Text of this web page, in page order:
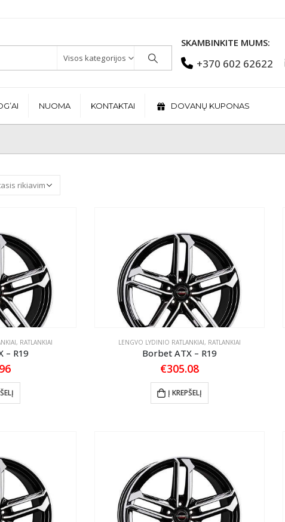
Visos kategorijos
SKAMBINKITE MUMS:
+370 602 62622
NUOMA KONTAKTAI DOVANŲ KUPONAS
, RATLANKIAI
– R19
LENGVO LYDINIO RATLANKIAI, RATLANKIAI
Borbet ATX – R19
€305.08
Į KREPŠELĮ